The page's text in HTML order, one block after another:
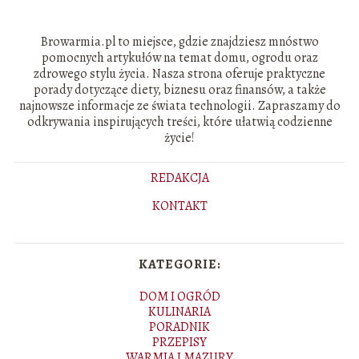
Browarmia.pl to miejsce, gdzie znajdziesz mnóstwo
pomocnych artykułów na temat domu, ogrodu oraz
zdrowego stylu życia. Nasza strona oferuje praktyczne
porady dotyczące diety, biznesu oraz finansów, a także
najnowsze informacje ze świata technologii. Zapraszamy do
odkrywania inspirujących treści, które ułatwią codzienne
życie!
REDAKCJA
KONTAKT
KATEGORIE:
DOM I OGRÓD
KULINARIA
PORADNIK
PRZEPISY